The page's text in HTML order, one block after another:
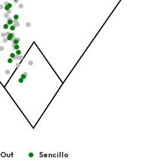
Out Sencillo